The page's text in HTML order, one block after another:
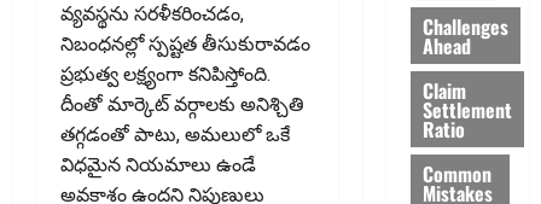
వ్యవస్థను సరళీకరించడం,
నిబంధనల్లో స్పష్టత తీసుకురావడం
ప్రభుత్వ లక్ష్యంగా కనిపిస్తోంది.
దీంతో మార్కెట్‌ వర్గాలకు అనిశ్చితి
తగ్గడంతో పాటు, అమలులో ఒకే
విధమైన నియమాలు ఉండే
అవకాశం ఉందని నిపుణులు
Challenges
Ahead
Claim
Settlement
Ratio
Common
Mistakes